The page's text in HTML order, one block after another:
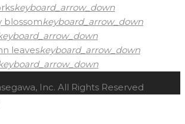
keyboard_arrow_down
blossomkeyboard_arrow_down
leaveskeyboard_arrow_down
Inc. All Rights Reserved